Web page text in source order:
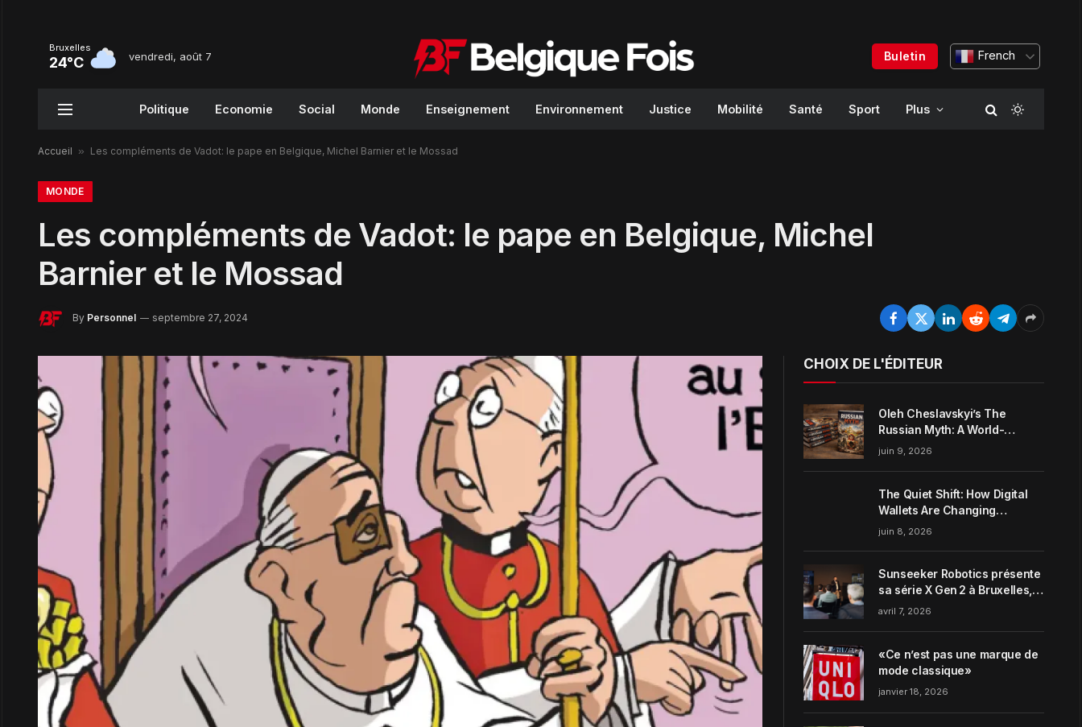
Bruxelles
24°C vendredi, août 7 Buletin French
Politique Economie Social Monde Enseignement Environnement Justice Mobilité Santé Sport Plus
Accueil » Les compléments de Vadot: le pape en Belgique, Michel Barnier et le Mossad
MONDE
Les compléments de Vadot: le pape en Belgique, Michel
Barnier et le Mossad
By Personnel septembre 27, 2024
CHOIX DE L'ÉDITEUR
Oleh Cheslavskyi’s The
Russian Myth: A World-
Systems Analysis of
juin 9, 2026
The Quiet Shift: How Digital
Wallets Are Changing
Everyday Money Habits in the
juin 8, 2026
Sunseeker Robotics présente
sa série X Gen 2 à Bruxelles,
incarnant parfaitement le
avril 7, 2026
«Ce n’est pas une marque de
mode classique»
janvier 18, 2026